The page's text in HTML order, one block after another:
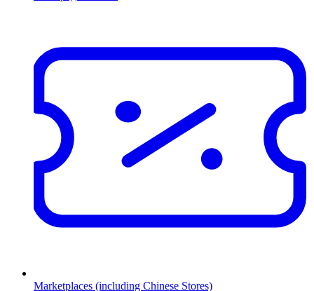
Marketplaces (including Chinese Stores)